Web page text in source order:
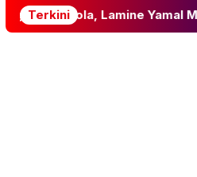
Terkini
Lamine Yamal Melonjak